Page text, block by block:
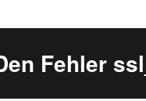
Fehler